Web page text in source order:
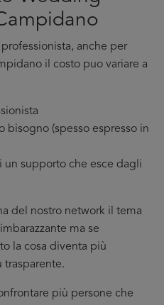
anche per
il costo puo variare a
bisogno (spesso espresso in
un supporto che esce dagli
del nostro network il tema
ma se
la cosa diventa più
trasparente.
più persone che